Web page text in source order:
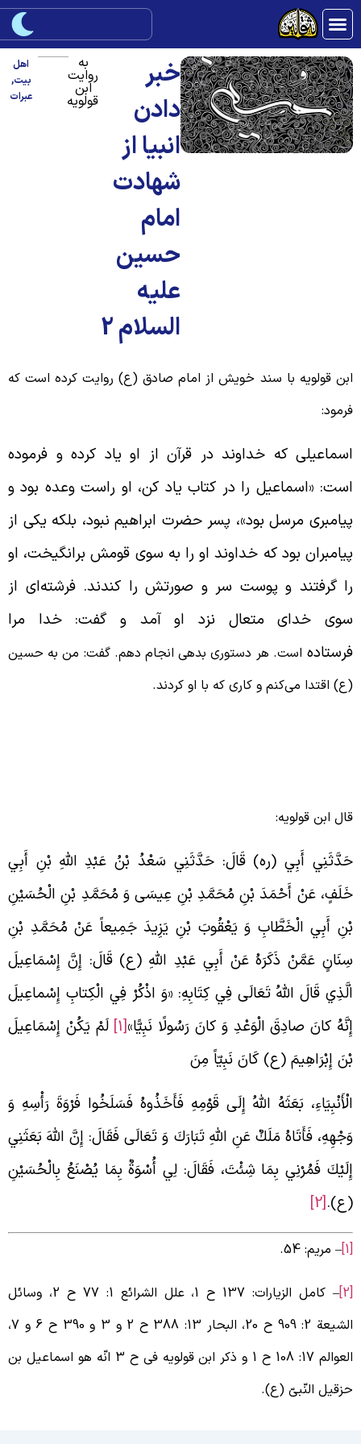
خبر
دادن
انبیا از
شهادت
امام
حسین
علیه
السلام 2
روایت
ابن
قولویه
اهل
بیت,
عبرات
قولویه با سند خویش از امام صادق (ع) روایت کرده است که
که خداوند در قرآن از او یاد کرده و فرموده
«اسماعیل را در کتاب یاد کن، او راست وعده بود و
مرسل بود»، پسر حضرت ابراهیم نبود، بلکه یکی از
بود که خداوند او را به سوی قومش برانگیخت، او
گرفتند و پوست سر و صورتش را کندند. فرشته‌ای از
خدای متعال نزد او آمد و گفت: خدا مرا
است. هر دستوری بدهی انجام دهم. گفت: من به حسین
اقتدا می‌کنم و کاری که با او کردند.
ابن قولویه:
أَبِي (ره) قَالَ: حَدَّثَنِي سَعْدُ بْنُ عَبْدِ اللَّهِ بْنِ أَبِي
عَنْ أَحْمَدَ بْنِ مُحَمَّدِ بْنِ عِيسَى وَ مُحَمَّدِ بْنِ الْحُسَيْنِ
أَبِي الْخَطَّابِ وَ يَعْقُوبَ بْنِ يَزِيدَ جَمِيعاً عَنْ مُحَمَّدِ بْنِ
عَمَّنْ ذَكَرَهُ عَنْ أَبِي عَبْدِ اللَّهِ (ع) قَالَ: إِنَّ إِسْمَاعِيلَ
قَالَ اللَّهُ تَعَالَى فِي كِتَابِهِ: «وَ اذْكُرْ فِي الْكِتابِ إِسْماعِيلَ
كانَ صادِقَ الْوَعْدِ وَ كانَ رَسُولًا نَبِيًّا»[1] لَمْ يَكُنْ إِسْمَاعِيلَ
إِبْرَاهِيمَ (ع) كَانَ نَبِيّاً مِنَ
بَعَثَهُ اللَّهُ إِلَى قَوْمِهِ فَأَخَذُوهُ فَسَلَخُوا فَرْوَةَ رَأْسِهِ وَ
فَأَتَاهُ مَلَكٌ عَنِ اللَّهِ تَبَارَكَ وَ تَعَالَى فَقَالَ: إِنَّ اللَّهَ بَعَثَنِي
فَمُرْنِي بِمَا شِئْتَ، فَقَالَ: لِي أُسْوَةٌ بِمَا يُصْنَعُ بِالْحُسَيْنِ
[2]
– مریم: 54.
– کامل الزیارات: 137 ح 1، علل الشرائع 1: 77 ح 2، وسائل
الشیعة 2: 909 ح 20، البحار 13: 388 ح 2 و 3 و 390 ح 6 و 7،
العوالم 17: 108 ح 1 و ذکر ابن قولویه فی ح 3 انّه هو اسماعیل بن
النّبیّ (ع).